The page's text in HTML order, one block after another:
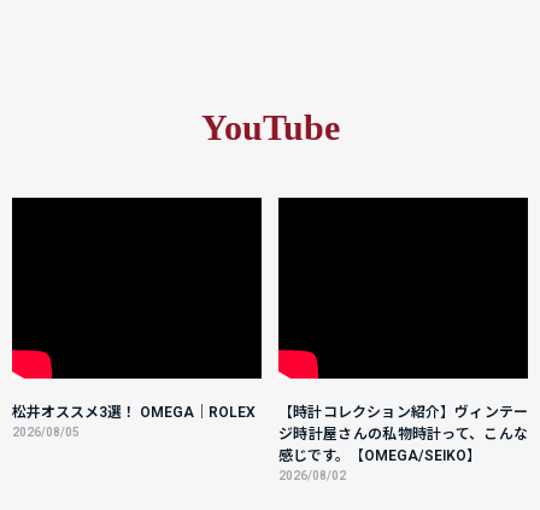
YouTube
松井オススメ3選！ OMEGA｜ROLEX
2026/08/05
【時計コレクション紹介】ヴィンテー
ジ時計屋さんの私物時計って、こんな
感じです。【OMEGA/SEIKO】
2026/08/02